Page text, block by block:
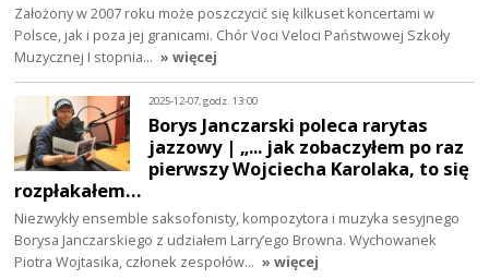
Założony w 2007 roku może poszczycić się kilkuset koncertami w
Polsce, jak i poza jej granicami. Chór Voci Veloci Państwowej Szkoły
Muzycznej I stopnia… » więcej
2025-12-07, godz. 13:00
Borys Janczarski poleca rarytas
jazzowy | „... jak zobaczyłem po raz
pierwszy Wojciecha Karolaka, to się
rozpłakałem…
Niezwykły ensemble saksofonisty, kompozytora i muzyka sesyjnego
Borysa Janczarskiego z udziałem Larry’ego Browna. Wychowanek
Piotra Wojtasika, członek zespołów… » więcej